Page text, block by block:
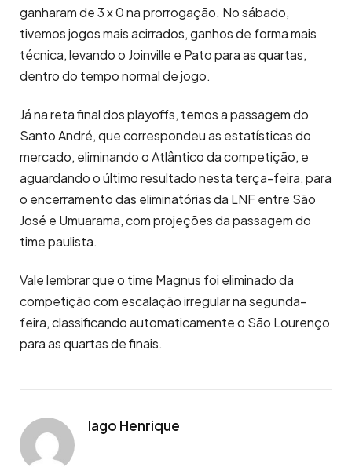
ganharam de 3 x 0 na prorrogação. No sábado,
tivemos jogos mais acirrados, ganhos de forma mais
técnica, levando o Joinville e Pato para as quartas,
dentro do tempo normal de jogo.
Já na reta final dos playoffs, temos a passagem do
Santo André, que correspondeu as estatísticas do
mercado, eliminando o Atlântico da competição, e
aguardando o último resultado nesta terça-feira, para
o encerramento das eliminatórias da LNF entre São
José e Umuarama, com projeções da passagem do
time paulista.
Vale lembrar que o time Magnus foi eliminado da
competição com escalação irregular na segunda-
feira, classificando automaticamente o São Lourenço
para as quartas de finais.
Iago Henrique